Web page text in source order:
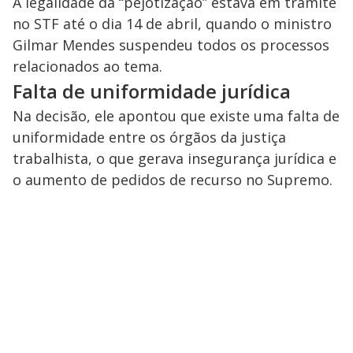
e
o
no STF até o dia 14 de abril, quando o ministro
Gilmar Mendes suspendeu todos os processos
relacionados ao tema.
Falta de uniformidade jurídica
Na decisão, ele apontou que existe uma falta de
uniformidade entre os órgãos da justiça
trabalhista, o que gerava insegurança jurídica e
o aumento de pedidos de recurso no Supremo.